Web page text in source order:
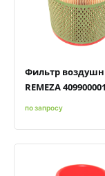
Быстрый
Фильтр
REMEZA
по запросу